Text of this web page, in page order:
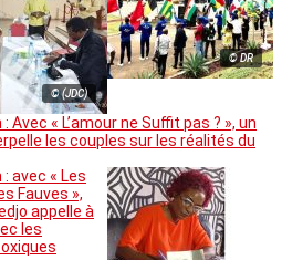
© DR
© (JDC)
Avec « L’amour ne Suffit pas ? », un
les couples sur les réalités du
avec « Les
Fauves »,
appelle à
les